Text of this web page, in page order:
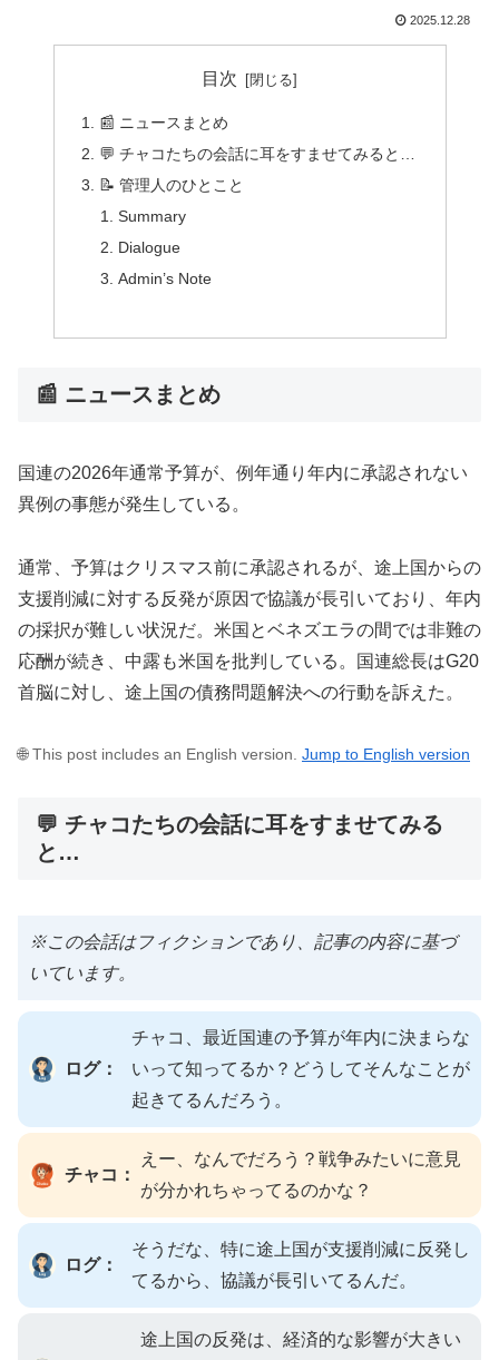
2025.12.28
目次
📰 ニュースまとめ
💬 チャコたちの会話に耳をすませてみると…
📝 管理人のひとこと
Summary
Dialogue
Admin’s Note
📰 ニュースまとめ
国連の2026年通常予算が、例年通り年内に承認されない
異例の事態が発生している。
通常、予算はクリスマス前に承認されるが、途上国からの
支援削減に対する反発が原因で協議が長引いており、年内
の採択が難しい状況だ。米国とベネズエラの間では非難の
応酬が続き、中露も米国を批判している。国連総長はG20
首脳に対し、途上国の債務問題解決への行動を訴えた。
🌐 This post includes an English version. Jump to English version
💬 チャコたちの会話に耳をすませてみる
と…
※この会話はフィクションであり、記事の内容に基づ
いています。
ログ：
チャコ、最近国連の予算が年内に決まらな
いって知ってるか？どうしてそんなことが
起きてるんだろう。
チャコ：
えー、なんでだろう？戦争みたいに意見
が分かれちゃってるのかな？
ログ：
そうだな、特に途上国が支援削減に反発し
てるから、協議が長引いてるんだ。
途上国の反発は、経済的な影響が大きい